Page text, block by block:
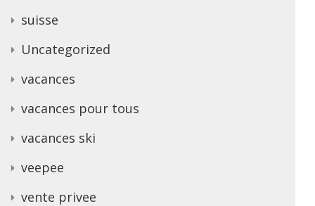
suisse
Uncategorized
vacances
vacances pour tous
vacances ski
veepee
vente privee